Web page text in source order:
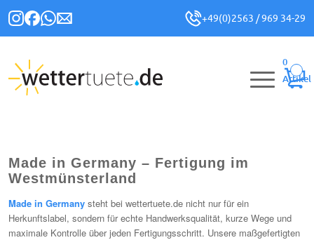
+49(0)2563 / 969 34-29
0
Artikel
Made in Germany – Fertigung im
Westmünsterland
Made in Germany steht bei wettertuete.de nicht nur für ein
Herkunftslabel, sondern für echte Handwerksqualität, kurze Wege und
maximale Kontrolle über jeden Fertigungsschritt. Unsere maßgefertigten